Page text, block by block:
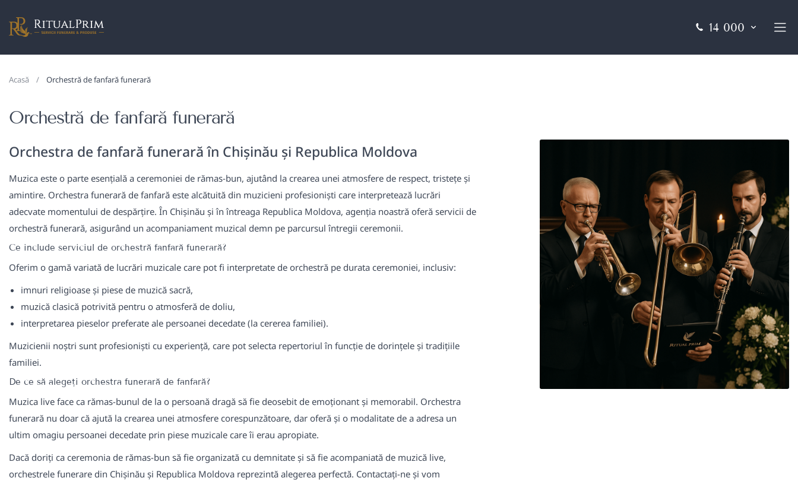
14 000
Acasă Orchestră de fanfară funerară
Orchestră de fanfară funerară
Orchestra de fanfară funerară în Chișinău și Republica Moldova
Muzica este o parte esențială a ceremoniei de rămas-bun, ajutând la crearea unei atmosfere de respect, tristețe și
amintire. Orchestra funerară de fanfară este alcătuită din muzicieni profesioniști care interpretează lucrări
adecvate momentului de despărțire. În Chișinău și în întreaga Republica Moldova, agenția noastră oferă servicii de
orchestră funerară, asigurând un acompaniament muzical demn pe parcursul întregii ceremonii.
Ce include serviciul de orchestră fanfară funerară?
Oferim o gamă variată de lucrări muzicale care pot fi interpretate de orchestră pe durata ceremoniei, inclusiv:
imnuri religioase și piese de muzică sacră,
muzică clasică potrivită pentru o atmosferă de doliu,
interpretarea pieselor preferate ale persoanei decedate (la cererea familiei).
Muzicienii noștri sunt profesioniști cu experiență, care pot selecta repertoriul în funcție de dorințele și tradițiile
familiei.
De ce să alegeți orchestra funerară de fanfară?
Muzica live face ca rămas-bunul de la o persoană dragă să fie deosebit de emoționant și memorabil. Orchestra
funerară nu doar că ajută la crearea unei atmosfere corespunzătoare, dar oferă și o modalitate de a adresa un
ultim omagiu persoanei decedate prin piese muzicale care îi erau apropiate.
Dacă doriți ca ceremonia de rămas-bun să fie organizată cu demnitate și să fie acompaniată de muzică live,
orchestrele funerare din Chișinău și Republica Moldova reprezintă alegerea perfectă. Contactați-ne și vom